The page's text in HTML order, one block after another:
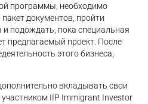
программы, необходимо
документов, пройти
подождать, пока специальная
предлагаемый проект. После
этого бизнеса,
вкладывать свои
IIP Immigrant Investor